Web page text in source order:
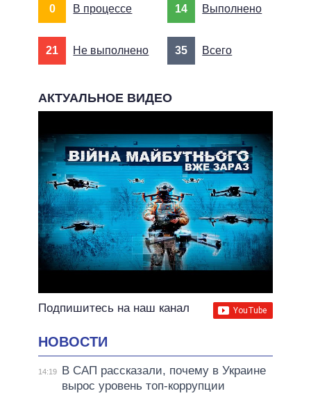
0 В процессе 14 Выполнено
21 Не выполнено 35 Всего
АКТУАЛЬНОЕ ВИДЕО
Подпишитесь на наш канал
НОВОСТИ
14:19
В САП рассказали, почему в Украине
вырос уровень топ-коррупции